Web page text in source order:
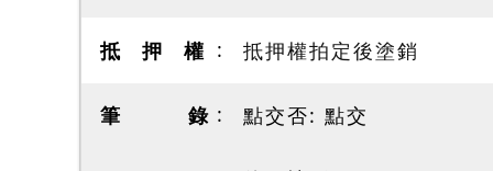
抵 押 權 抵押權拍定後塗銷
筆 錄 點交否: 點交